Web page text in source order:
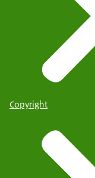
Copyright